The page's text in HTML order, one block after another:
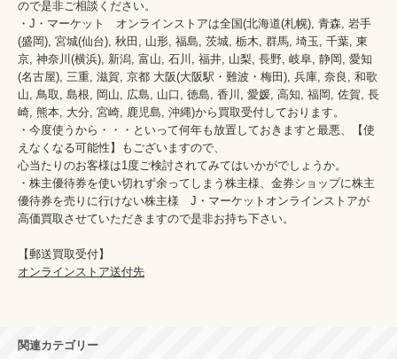
ので是非ご相談ください。
・J・マーケット　オンラインストアは全国(北海道(札幌), 青森, 岩手
(盛岡), 宮城(仙台), 秋田, 山形, 福島, 茨城, 栃木, 群馬, 埼玉, 千葉, 東
京, 神奈川(横浜), 新潟, 富山, 石川, 福井, 山梨, 長野, 岐阜, 静岡, 愛知
(名古屋), 三重, 滋賀, 京都 大阪(大阪駅・難波・梅田), 兵庫, 奈良, 和歌
山, 鳥取, 島根, 岡山, 広島, 山口, 徳島, 香川, 愛媛, 高知, 福岡, 佐賀, 長
崎, 熊本, 大分, 宮崎, 鹿児島, 沖縄)から買取受付しております。
・今度使うから・・・といって何年も放置しておきますと最悪、【使
えなくなる可能性】もございますので、
心当たりのお客様は1度ご検討されてみてはいかがでしょうか。
・株主優待券を使い切れず余ってしまう株主様、金券ショップに株主
優待券を売りに行けない株主様　J・マーケットオンラインストアが
高価買取させていただきますので是非お持ち下さい。
オンラインストア送付先
関連カテゴリー